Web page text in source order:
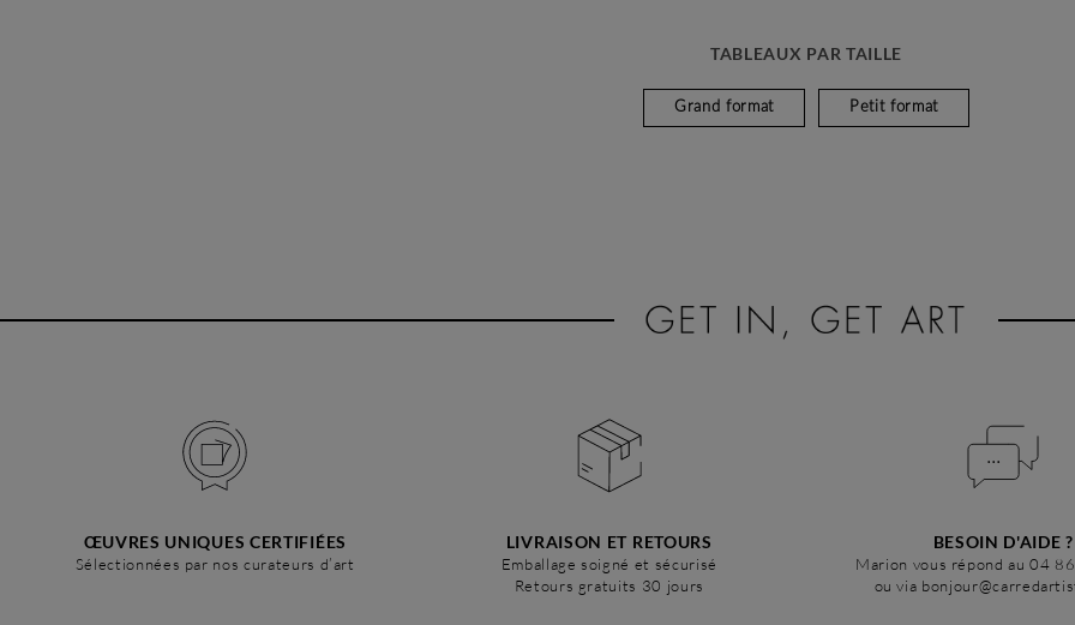
TABLEAUX PAR TAILLE
Grand format Petit format
ŒUVRES UNIQUES CERTIFIÉES
Sélectionnées par nos curateurs d’art
LIVRAISON ET RETOURS
Emballage soigné et sécurisé
Retours gratuits 30 jours
BESOIN D'AIDE ?
Marion vous répond au 04
ou via